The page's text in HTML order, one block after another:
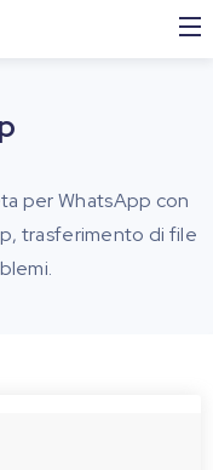
per WhatsApp con
trasferimento di file